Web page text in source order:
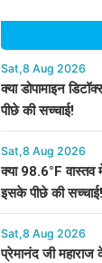
Sat,8 Aug 2026
क्या डोपामाइन
पीछे की सच्चाई!
Sat,8 Aug 2026
क्या 98.6°F वास्तव
इसके पीछे की सच्चाई!
Sat,8 Aug 2026
प्रेमानंद जी महाराज